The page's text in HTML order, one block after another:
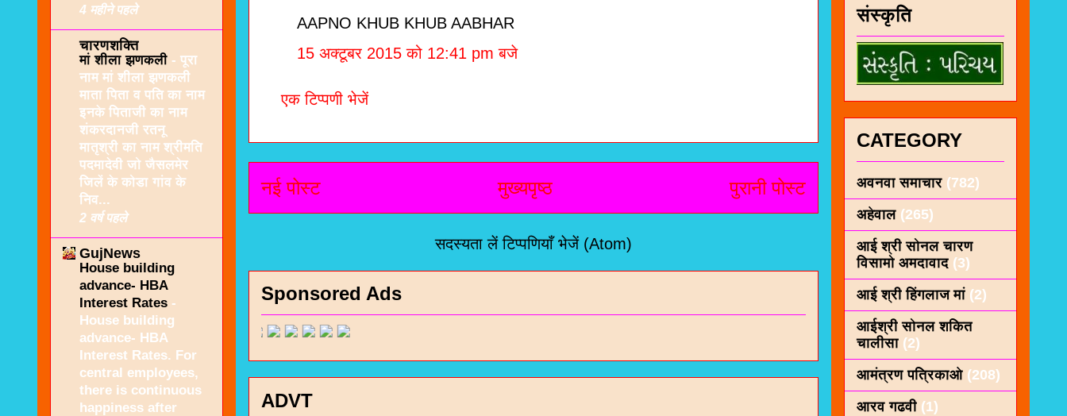
AAPNO KHUB KHUB AABHAR
15 अक्टूबर 2015 को 12:41 pm बजे
एक टिप्पणी भेजें
नई पोस्ट पुरानी पोस्ट
मुख्यपृष्ठ
सदस्यता लेंटिप्पणियाँ भेजें (Atom)
Sponsored Ads
ADVT
4 महीने पहले
चारणशक्ति
मां शीला झणकली - पूरा
नाम मां शीला झणकली
माता पिता व पति का नाम
इनके पिताजी का नाम
शंकरदानजी रतनू
मातृश्री का नाम श्रीमति
पदमादेवी जो जैसलमेर
जिलें के कोडा गांव के
निव...
2 वर्ष पहले
GujNews
House building
advance- HBA
Interest Rates -
House building
advance- HBA
Interest Rates. For
central employees,
there is continuous
happiness after
संस्कृति
CATEGORY
अवनवा समाचार (782)
अहेवाल (265)
आई श्री सोनल चारण
विसामो अमदावाद (3)
आई श्री हिंगलाज मां (2)
आईश्री सोनल शकित
चालीसा (2)
आमंत्रण पत्रिकाओ (208)
आरव गढवी (1)